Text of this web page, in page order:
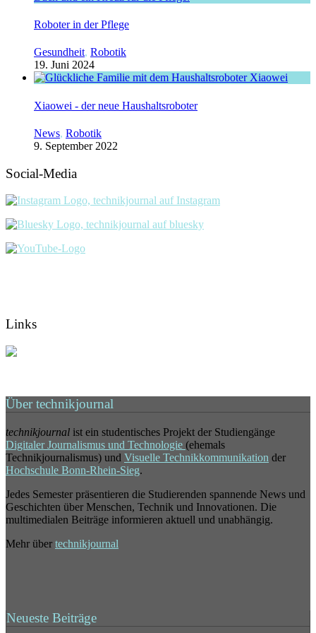
Roboter in der Pflege
Gesundheit, Robotik
19. Juni 2024
Xiaowei - der neue Haushaltsroboter
News, Robotik
9. September 2022
Social-Media
Links
Über technikjournal
technikjournal ist ein studentisches Projekt der Studiengänge
Digitaler Journalismus und Technologie (ehemals
Technikjournalismus) und Visuelle Technikkommunikation der
Hochschule Bonn-Rhein-Sieg.
Jedes Semester präsentieren die Studierenden spannende News und
Geschichten über Menschen, Technik und Innovationen. Die
multimedialen Beiträge informieren aktuell und unabhängig.
Mehr über technikjournal
Neueste Beiträge